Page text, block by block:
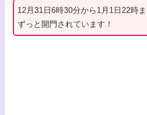
12月31日6時30分から1月1日22時
ずっと開門されています！